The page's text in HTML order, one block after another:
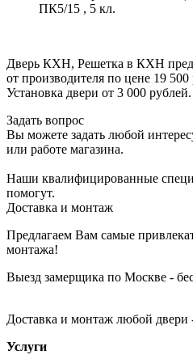
ПК5/15 , 5 кл.
Дверь КХН, Решетка в КХН
от производителя по цене 19
Установка двери от 3 000 рублей.
Задать вопрос
Вы можете задать любой
или работе магазина.
Наши квалифицированные
помогут.
Доставка и монтаж
Предлагаем Вам самые
монтажа!
Выезд замерщика по Москве -
Доставка и монтаж любой двери
Услуги